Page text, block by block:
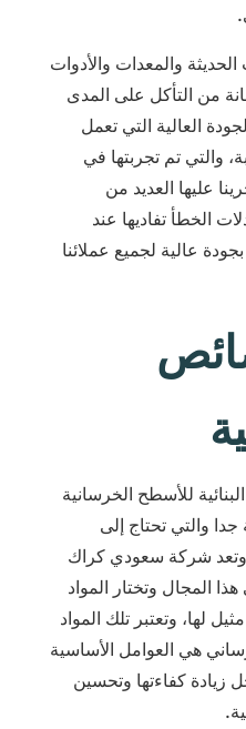
والمعدات والأدوات
من التأكل على المدى
العالية التي تعمل
والتي تم تجربتها في
عليها العديد من
الخطأ تفاديها عند
عالية لجميع عملائنا
للأسطح الخرسانية
والتي تحتاج إلى
وتعد شركة سعودي كراك
المجال وتختار المواد
لها، وتعتبر تلك المواد
هي العوامل الأساسية
زيادة كفاءتها وتحسين